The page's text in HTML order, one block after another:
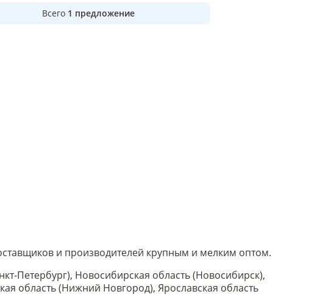
Всего 1 предложение
и производителей крупным и мелким оптом.
Петербург), Новосибирская область (Новосибирск),
область (Нижний Новгород), Ярославская область